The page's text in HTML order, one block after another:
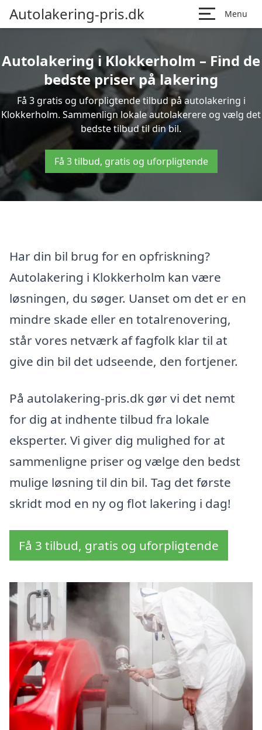
Autolakering-pris.dk Menu
Autolakering i Klokkerholm – Find de
bedste priser på lakering
Få 3 gratis og uforpligtende tilbud på autolakering i
Klokkerholm. Sammenlign lokale autolakerere og vælg det
bedste tilbud til din bil.
Få 3 tilbud, gratis og uforpligtende
Har din bil brug for en opfriskning?
Autolakering i Klokkerholm kan være
løsningen, du søger. Uanset om det er en
mindre skade eller en totalrenovering,
står vores netværk af fagfolk klar til at
give din bil det udseende, den fortjener.
På autolakering-pris.dk gør vi det nemt
for dig at indhente tilbud fra lokale
eksperter. Vi giver dig mulighed for at
sammenligne priser og vælge den bedst
mulige løsning til din bil. Tag det første
skridt mod en ny og flot lakering i dag!
Få 3 tilbud, gratis og uforpligtende